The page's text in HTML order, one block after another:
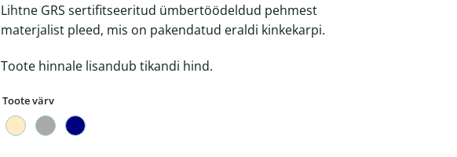
Lihtne GRS sertifitseeritud ümbertöödeldud pehmest
materjalist pleed, mis on pakendatud eraldi kinkekarpi.
Toote hinnale lisandub tikandi hind.
Toote värv